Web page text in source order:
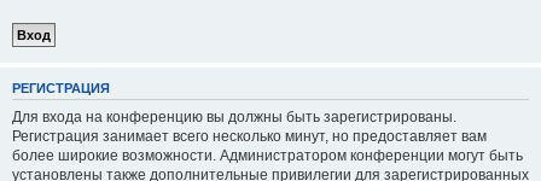
РЕГИСТРАЦИЯ
Для входа на конференцию вы должны быть зарегистрированы.
Регистрация занимает всего несколько минут, но предоставляет вам
более широкие возможности. Администратором конференции могут быть
установлены также дополнительные привилегии для зарегистрированных